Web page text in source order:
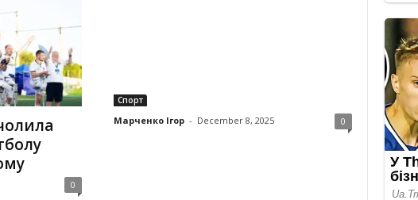
0
Спорт
Марченко Ігор - December 8, 2025 0